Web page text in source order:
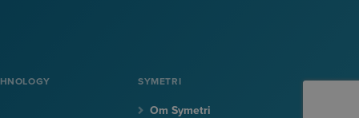
SYMETRI
Om Symetri